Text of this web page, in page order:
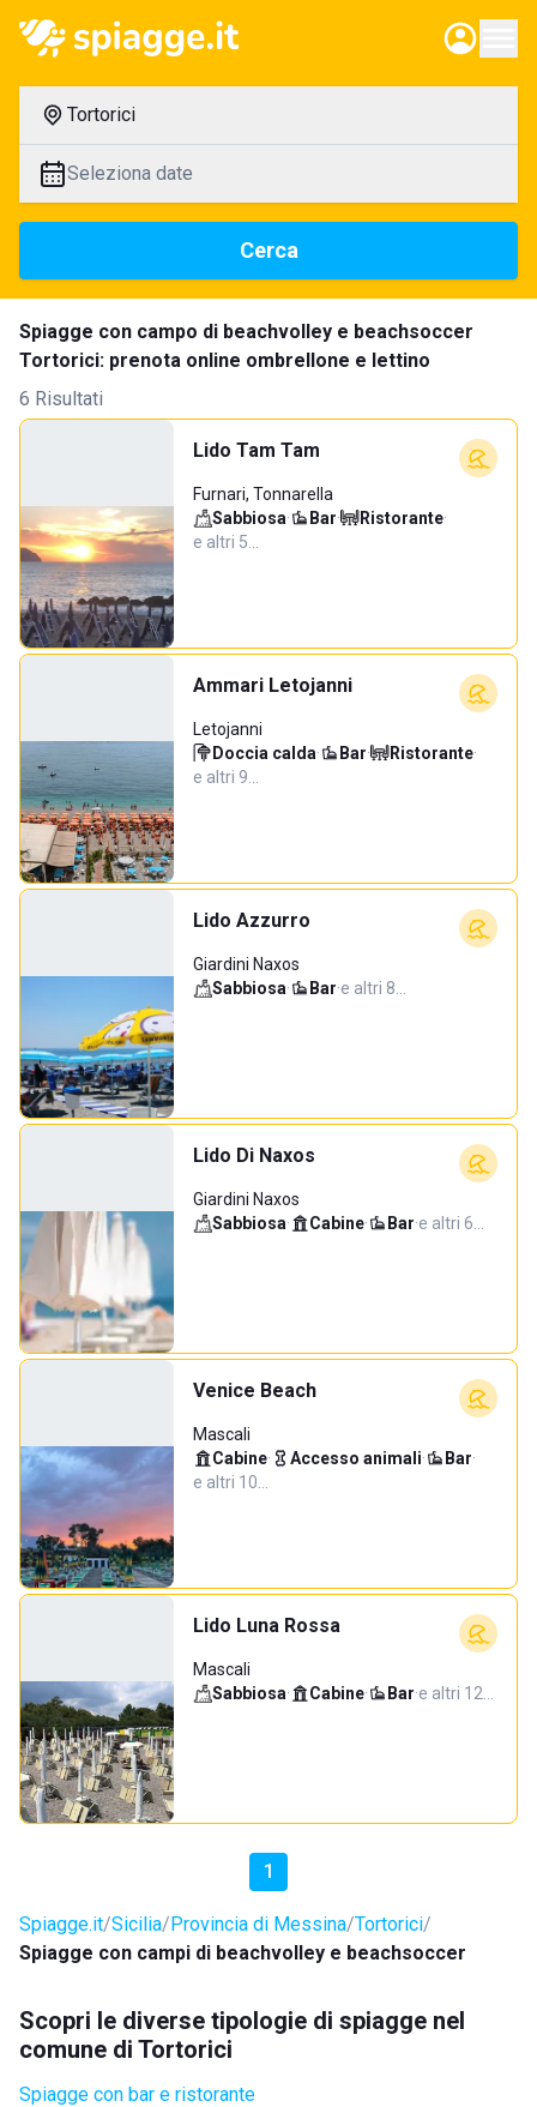
Tortorici
Seleziona date
Cerca
Spiagge con campo di beachvolley e beachsoccer
Tortorici: prenota online ombrellone e lettino
6 Risultati
Lido Tam Tam
Furnari, Tonnarella
Sabbiosa· Bar· Ristorante·
e altri 5…
Ammari Letojanni
Letojanni
Doccia calda· Bar· Ristorante·
e altri 9…
Lido Azzurro
Giardini Naxos
Sabbiosa· Bar·e altri 8…
Lido Di Naxos
Giardini Naxos
Sabbiosa· Cabine· Bar·e altri 6…
Venice Beach
Mascali
Cabine· Accesso animali· Bar·
e altri 10…
Lido Luna Rossa
Mascali
Sabbiosa· Cabine· Bar·e altri 12…
1
Spiagge.it Sicilia Provincia di Messina Tortorici
Spiagge con campi di beachvolley e beachsoccer
Scopri le diverse tipologie di spiagge nel
comune di Tortorici
Spiagge con bar e ristorante